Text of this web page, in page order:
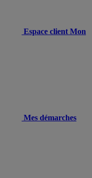
Espace client Mon
Mes démarches